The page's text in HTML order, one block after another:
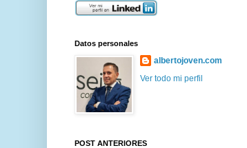
Datos personales
albertojoven.com
Ver todo mi perfil
POST ANTERIORES